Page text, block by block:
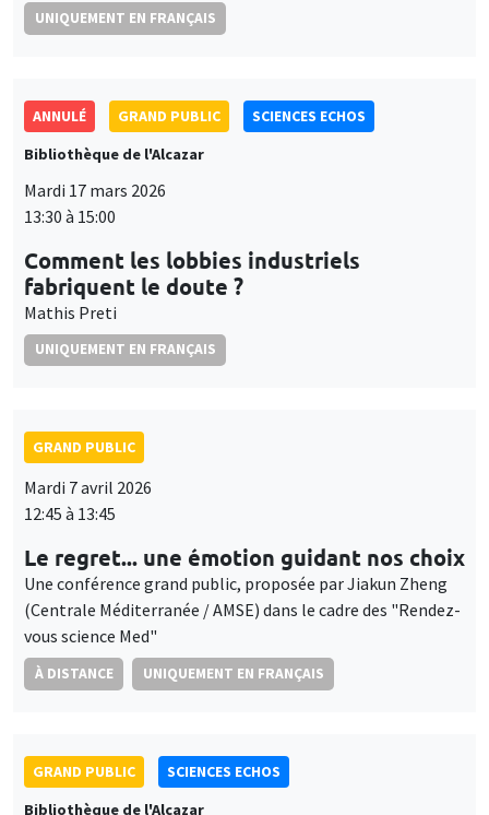
UNIQUEMENT EN FRANÇAIS
ANNULÉ GRAND PUBLIC
SCIENCES ECHOS
Bibliothèque de l'Alcazar
Mardi 17 mars 2026
13:30 à 15:00
Comment les lobbies industriels
fabriquent le doute ?
Mathis Preti
UNIQUEMENT EN FRANÇAIS
GRAND PUBLIC
Mardi 7 avril 2026
12:45 à 13:45
Le regret... une émotion guidant nos choix
Une conférence grand public, proposée par Jiakun Zheng
(Centrale Méditerranée / AMSE) dans le cadre des "Rendez-
vous science Med"
À DISTANCE UNIQUEMENT EN FRANÇAIS
GRAND PUBLIC
SCIENCES ECHOS
Bibliothèque de l'Alcazar